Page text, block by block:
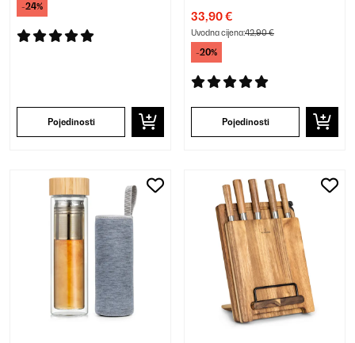
-24%
Pojedinosti
33,90 €
Uvodna cijena:42,90 €
-20%
Pojedinosti